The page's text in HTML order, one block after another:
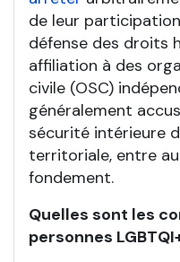
de leur
défense des droits
affiliation à des
civile (OSC)
généralement
sécurité intérieure
territoriale, entre
fondement.
Quelles sont les
personnes